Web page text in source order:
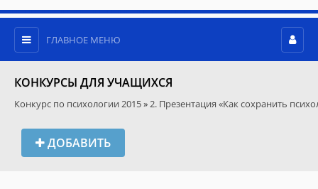
ГЛАВНОЕ МЕНЮ
КОНКУРСЫ ДЛЯ УЧАЩИХСЯ
Конкурс по психологии 2015»2. Презентация «Как сохранить
ДОБАВИТЬ